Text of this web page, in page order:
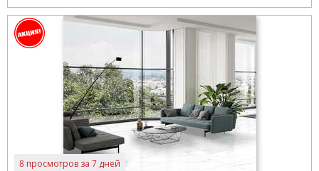
8 просмотров за 7 дней